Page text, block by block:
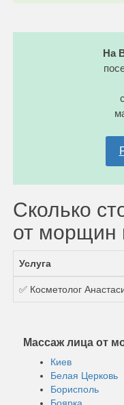
На
Сколько
от морщин
Услуга
✅ Косметолог
Массаж лица от
Киев
Белая Церковь
Борисполь
Боярка